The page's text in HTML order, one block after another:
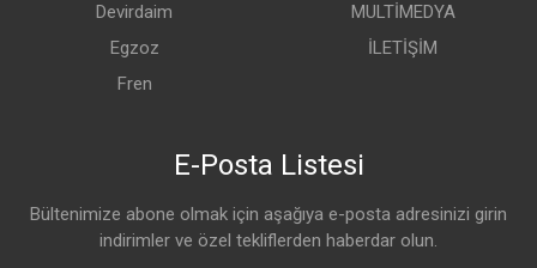
Devirdaim
Egzoz
Fren
MULTİMEDYA
İLETİŞİM
E-Posta Listesi
Bültenimize abone olmak için aşağıya e-posta adresinizi girin
indirimler ve özel tekliflerden haberdar olun.